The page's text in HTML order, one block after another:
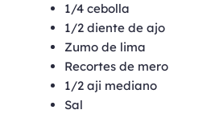
1/4 cebolla
1/2 diente de ajo
Zumo de lima
Recortes de mero
1/2 aji mediano
Sal